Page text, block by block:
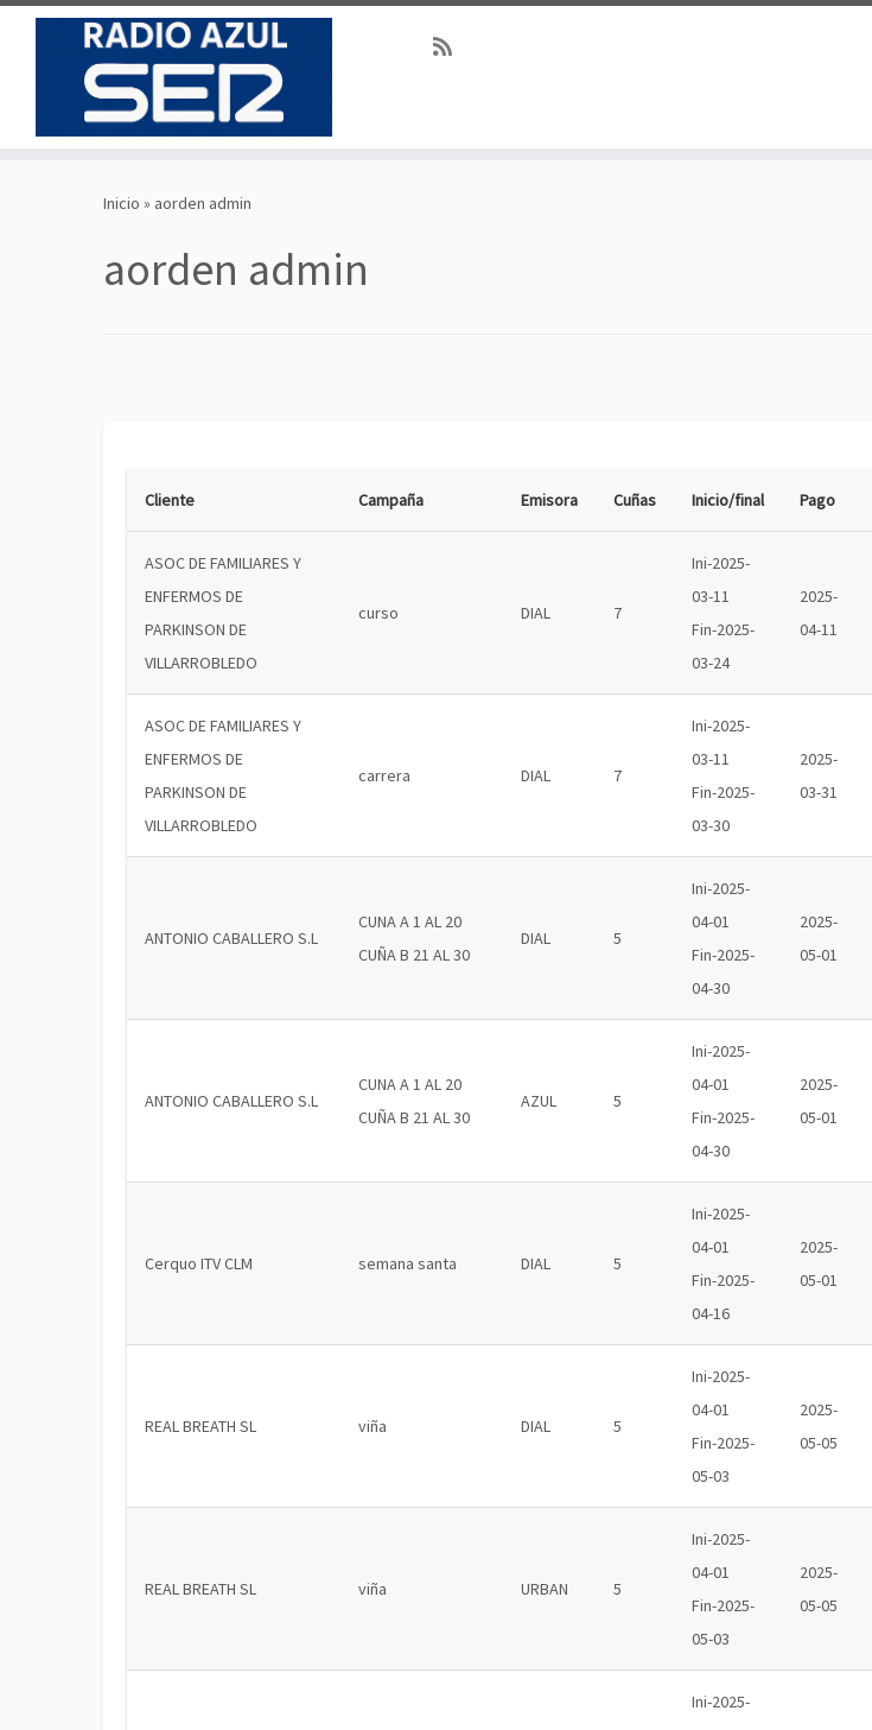
Inicio » aorden admin
aorden admin
Cliente Campaña Emisora Cuñas Inicio/final Pago
ASOC DE FAMILIARES Y
ENFERMOS DE
PARKINSON DE
VILLARROBLEDO
curso DIAL 7
Ini-2025-
03-11
Fin-2025-
03-24
2025-
04-11
ASOC DE FAMILIARES Y
ENFERMOS DE
PARKINSON DE
VILLARROBLEDO
carrera DIAL 7
Ini-2025-
03-11
Fin-2025-
03-30
2025-
03-31
ANTONIO CABALLERO S.L
CUNA A 1 AL 20
CUÑA B 21 AL 30
DIAL 5
Ini-2025-
04-01
Fin-2025-
04-30
2025-
05-01
ANTONIO CABALLERO S.L
CUNA A 1 AL 20
CUÑA B 21 AL 30
AZUL 5
Ini-2025-
04-01
Fin-2025-
04-30
2025-
05-01
Cerquo ITV CLM semana santa DIAL 5
Ini-2025-
04-01
Fin-2025-
04-16
2025-
05-01
REAL BREATH SL viña DIAL 5
Ini-2025-
04-01
Fin-2025-
05-03
2025-
05-05
REAL BREATH SL viña URBAN 5
Ini-2025-
04-01
Fin-2025-
05-03
2025-
05-05
Ini-2025-